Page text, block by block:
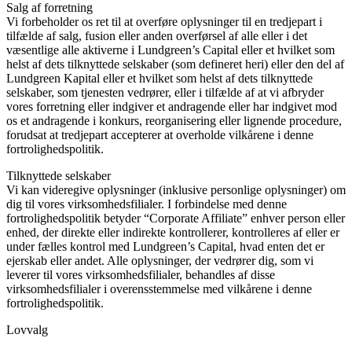
Salg af forretning
Vi forbeholder os ret til at overføre oplysninger til en tredjepart i
tilfælde af salg, fusion eller anden overførsel af alle eller i det
væsentlige alle aktiverne i Lundgreen’s Capital eller et hvilket som
helst af dets tilknyttede selskaber (som defineret heri) eller den del af
Lundgreen Kapital eller et hvilket som helst af dets tilknyttede
selskaber, som tjenesten vedrører, eller i tilfælde af at vi afbryder
vores forretning eller indgiver et andragende eller har indgivet mod
os et andragende i konkurs, reorganisering eller lignende procedure,
forudsat at tredjepart accepterer at overholde vilkårene i denne
fortrolighedspolitik.
Tilknyttede selskaber
Vi kan videregive oplysninger (inklusive personlige oplysninger) om
dig til vores virksomhedsfilialer. I forbindelse med denne
fortrolighedspolitik betyder “Corporate Affiliate” enhver person eller
enhed, der direkte eller indirekte kontrollerer, kontrolleres af eller er
under fælles kontrol med Lundgreen’s Capital, hvad enten det er
ejerskab eller andet. Alle oplysninger, der vedrører dig, som vi
leverer til vores virksomhedsfilialer, behandles af disse
virksomhedsfilialer i overensstemmelse med vilkårene i denne
fortrolighedspolitik.
Lovvalg